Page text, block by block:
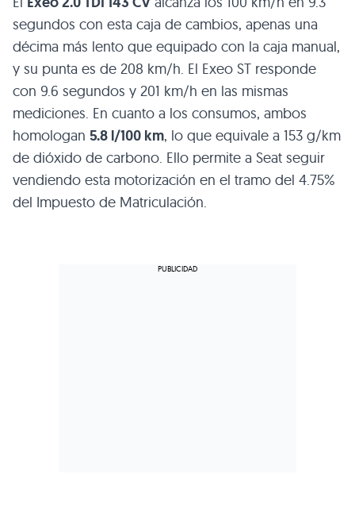
segundos con esta caja de cambios, apenas una
décima más lento que equipado con la caja manual,
y su punta es de 208 km/h. El Exeo ST responde
con 9.6 segundos y 201 km/h en las mismas
mediciones. En cuanto a los consumos, ambos
homologan 5.8 l/100 km, lo que equivale a 153 g/km
de dióxido de carbono. Ello permite a Seat seguir
vendiendo esta motorización en el tramo del 4.75%
del Impuesto de Matriculación.